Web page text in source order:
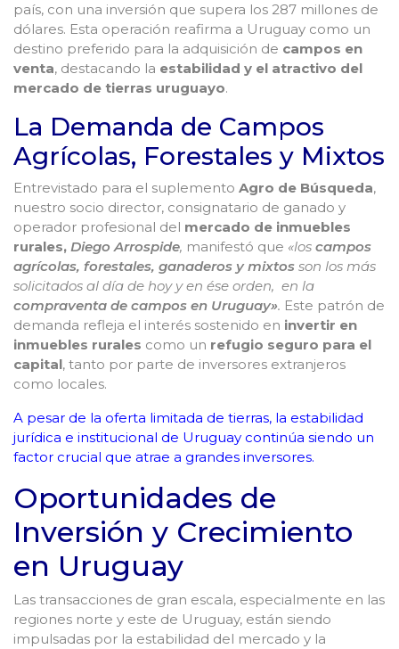
país, con una inversión que supera los 287 millones de
dólares. Esta operación reafirma a Uruguay como un
destino preferido para la adquisición de campos en
venta, destacando la estabilidad y el atractivo del
mercado de tierras uruguayo.
La Demanda de Campos
Agrícolas, Forestales y Mixtos
Entrevistado para el suplemento Agro de Búsqueda,
nuestro socio director, consignatario de ganado y
operador profesional del mercado de inmuebles
rurales, Diego Arrospide, manifestó que «los campos
agrícolas, forestales, ganaderos y mixtos son los más
solicitados al día de hoy y en ése orden, en la
compraventa de campos en Uruguay». Este patrón de
demanda refleja el interés sostenido en invertir en
inmuebles rurales como un refugio seguro para el
capital, tanto por parte de inversores extranjeros
como locales.
A pesar de la oferta limitada de tierras, la estabilidad
jurídica e institucional de Uruguay continúa siendo un
factor crucial que atrae a grandes inversores.
Oportunidades de
Inversión y Crecimiento
en Uruguay
Las transacciones de gran escala, especialmente en las
regiones norte y este de Uruguay, están siendo
impulsadas por la estabilidad del mercado y la